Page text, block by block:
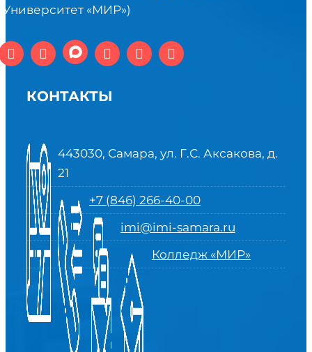
«МИР»)
КОНТАКТЫ
443030, Самара, ул. Г.С. Аксакова, д.
21
+7 (846) 266-40-00
imi@imi-samara.ru
Колледж «МИР»